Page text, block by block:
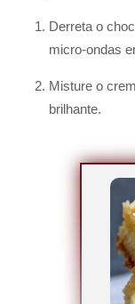
Derreta o
micro-ondas
Misture o
brilhante.